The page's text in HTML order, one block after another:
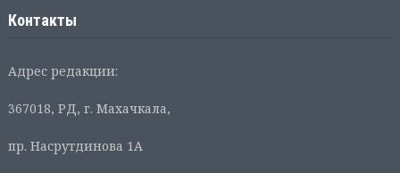
Контакты
Адрес редакции:
367018, РД, г. Махачкала,
пр. Насрутдинова 1А